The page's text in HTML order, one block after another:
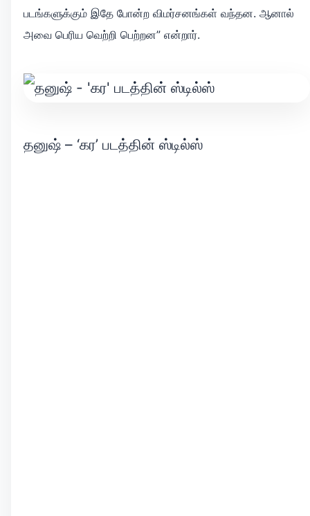
படங்களுக்கும் இதே போன்ற விமர்சனங்கள் வந்தன. ஆனால்
அவை பெரிய வெற்றி பெற்றன” என்றார்.
தனுஷ் – ‘கர’ படத்தின் ஸ்டில்ஸ்